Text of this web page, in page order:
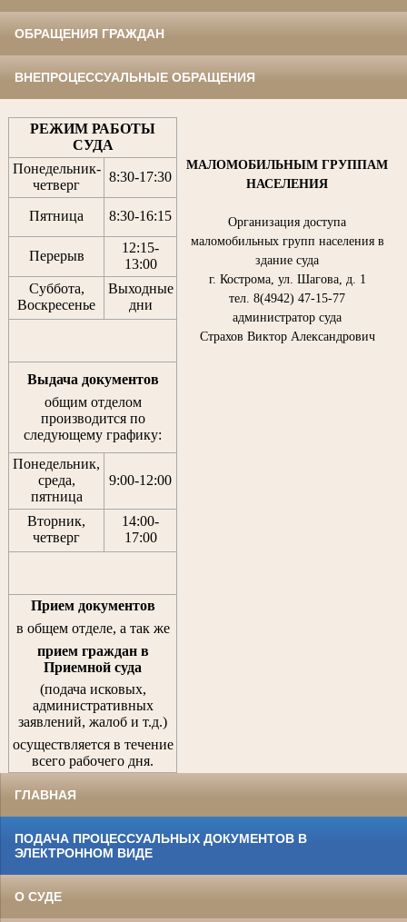
ОБРАЩЕНИЯ ГРАЖДАН
ВНЕПРОЦЕССУАЛЬНЫЕ ОБРАЩЕНИЯ
РЕЖИМ РАБОТЫ
СУДА
Понедельник-
четверг
8:30-17:30
Пятница 8:30-16:15
Перерыв
12:15-
13:00
Суббота,
Воскресенье
Выходные
дни
Выдача документов
общим отделом
производится по
следующему графику:
Понедельник,
среда,
пятница
9:00-12:00
Вторник,
четверг
14:00-
17:00
Прием документов
в общем отделе, а так же
прием граждан в
Приемной суда
(подача исковых,
административных
заявлений, жалоб и т.д.)
осуществляется в течение
всего рабочего дня.
МАЛОМОБИЛЬНЫМ ГРУППАМ
НАСЕЛЕНИЯ
Организация доступа
маломобильных групп населения в
здание суда
г. Кострома, ул. Шагова, д. 1
тел. 8(4942) 47-15-77
администратор суда
Страхов Виктор Александрович
ГЛАВНАЯ
ПОДАЧА ПРОЦЕССУАЛЬНЫХ ДОКУМЕНТОВ В
ЭЛЕКТРОННОМ ВИДЕ
О СУДЕ